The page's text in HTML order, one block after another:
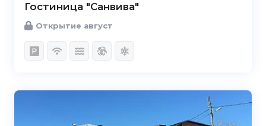
Гостиница "Санвива"
Открытие август